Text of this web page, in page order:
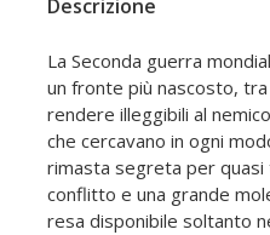
Descrizione
La Seconda guerra
un fronte più nascosto,
rendere illeggibili al
che cercavano in ogni
rimasta segreta per quasi
conflitto e una grande
resa disponibile soltanto